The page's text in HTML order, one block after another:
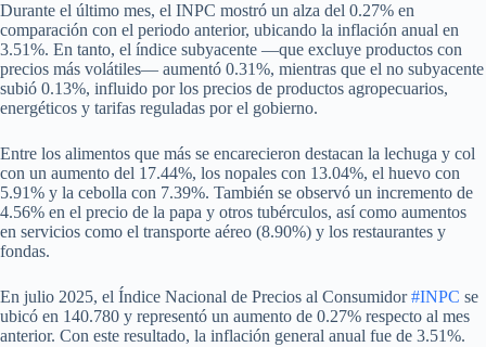
Durante el último mes, el INPC mostró un alza del 0.27% en
comparación con el periodo anterior, ubicando la inflación anual en
3.51%. En tanto, el índice subyacente —que excluye productos con
precios más volátiles— aumentó 0.31%, mientras que el no subyacente
subió 0.13%, influido por los precios de productos agropecuarios,
energéticos y tarifas reguladas por el gobierno.
Entre los alimentos que más se encarecieron destacan la lechuga y col
con un aumento del 17.44%, los nopales con 13.04%, el huevo con
5.91% y la cebolla con 7.39%. También se observó un incremento de
4.56% en el precio de la papa y otros tubérculos, así como aumentos
en servicios como el transporte aéreo (8.90%) y los restaurantes y
fondas.
En julio 2025, el Índice Nacional de Precios al Consumidor#INPC se
ubicó en 140.780 y representó un aumento de 0.27% respecto al mes
anterior. Con este resultado, la inflación general anual fue de 3.51%.